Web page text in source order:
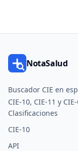
NotaSalud
Buscador CIE en
CIE-10, CIE-11 y CIE-
Clasificaciones
CIE-10
API